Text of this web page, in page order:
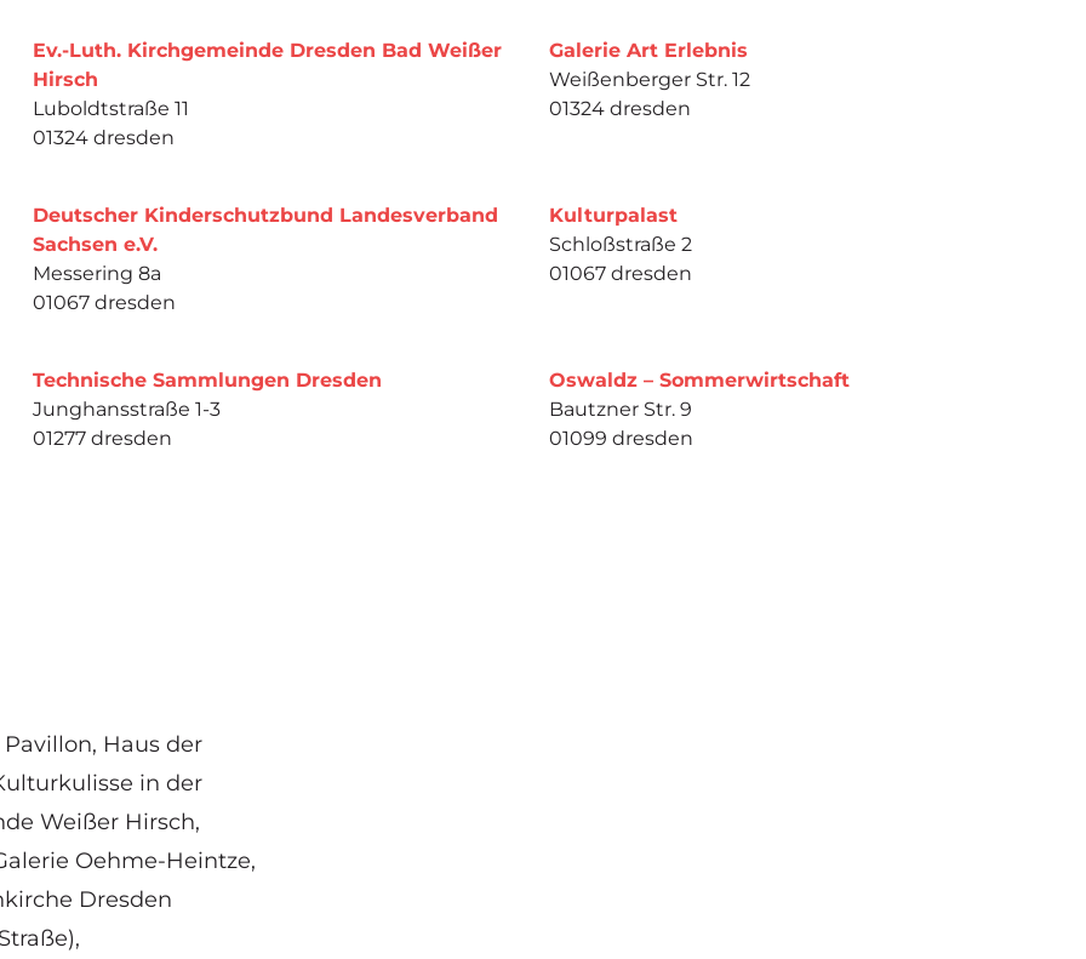
Ev.-Luth. Kirchgemeinde Dresden Bad Weißer
Hirsch
Luboldtstraße 11
01324 dresden
Galerie Art Erlebnis
Weißenberger Str. 12
01324 dresden
Deutscher Kinderschutzbund Landesverband
Sachsen e.V.
Messering 8a
01067 dresden
Kulturpalast
Schloßstraße 2
01067 dresden
Technische Sammlungen Dresden
Junghansstraße 1-3
01277 dresden
Oswaldz – Sommerwirtschaft
Bautzner Str. 9
01099 dresden
Haus der
in der
Weißer Hirsch,
Oehme-Heintze,
Dresden
,